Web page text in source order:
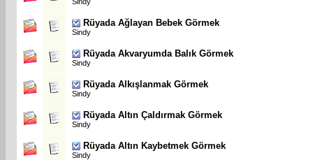
Rüyada Ağlayan Bebek Görmek
Sindy
Rüyada Akvaryumda Balık Görmek
Sindy
Rüyada Alkışlanmak Görmek
Sindy
Rüyada Altın Çaldırmak Görmek
Sindy
Rüyada Altın Kaybetmek Görmek
Sindy